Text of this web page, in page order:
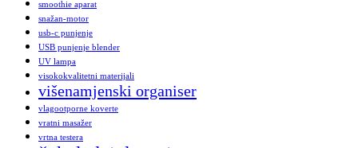
smoothie aparat
snažan-motor
usb-c punjenje
USB punjenje blender
UV lampa
visokokvalitetni materijali
višenamjenski organiser
vlagootporne koverte
vratni masažer
vrtna testera